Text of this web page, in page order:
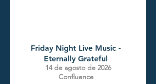
Friday Night Live Music -
Eternally Grateful
14 de agosto de 2026
Confluence